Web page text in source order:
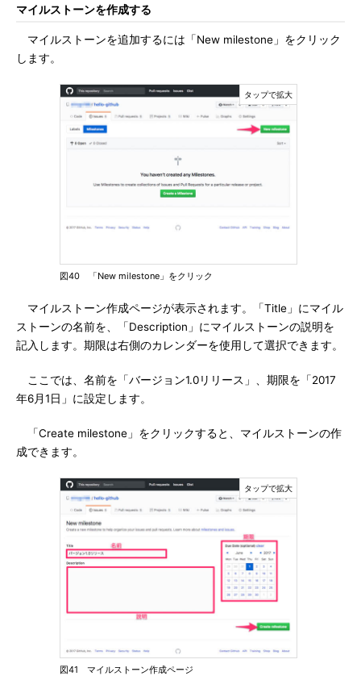
マイルストーンを作成する
マイルストーンを追加するには「New milestone」をクリック
します。
図40 「New milestone」をクリック
マイルストーン作成ページが表示されます。「Title」にマイル
ストーンの名前を、「Description」にマイルストーンの説明を
記入します。期限は右側のカレンダーを使用して選択できます。
ここでは、名前を「バージョン1.0リリース」、期限を「2017
年6月1日」に設定します。
「Create milestone」をクリックすると、マイルストーンの作
成できます。
図41 マイルストーン作成ページ